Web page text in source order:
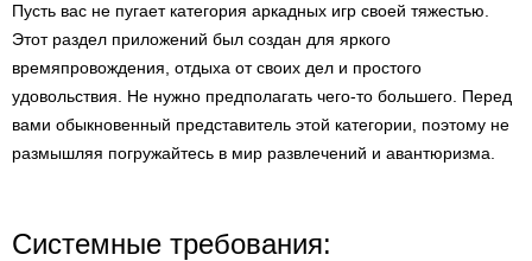
Пусть вас не пугает категория аркадных игр своей тяжестью.
Этот раздел приложений был создан для яркого
времяпровождения, отдыха от своих дел и простого
удовольствия. Не нужно предполагать чего-то большего. Перед
вами обыкновенный представитель этой категории, поэтому не
размышляя погружайтесь в мир развлечений и авантюризма.
Системные требования: